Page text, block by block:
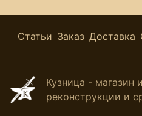
Статьи Заказ Доставка
Кузница - магазин
реконструкции и